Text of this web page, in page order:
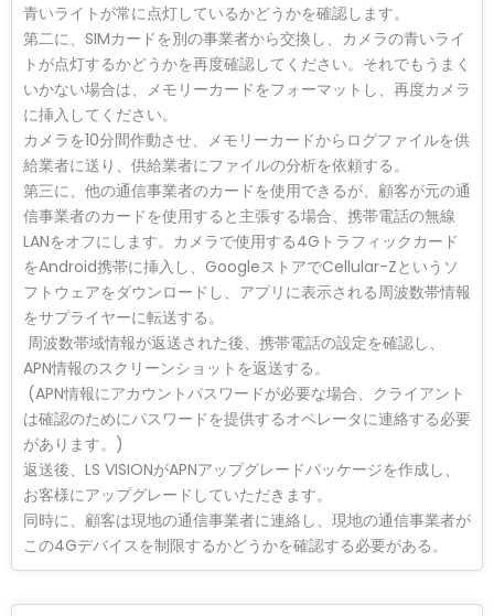
青いライトが常に点灯しているかどうかを確認します。
第二に、SIMカードを別の事業者から交換し、カメラの青いライ
トが点灯するかどうかを再度確認してください。それでもうまく
いかない場合は、メモリーカードをフォーマットし、再度カメラ
に挿入してください。
カメラを10分間作動させ、メモリーカードからログファイルを供
給業者に送り、供給業者にファイルの分析を依頼する。
第三に、他の通信事業者のカードを使用できるが、顧客が元の通
信事業者のカードを使用すると主張する場合、携帯電話の無線
LANをオフにします。カメラで使用する4Gトラフィックカード
をAndroid携帯に挿入し、GoogleストアでCellular-Zというソ
フトウェアをダウンロードし、アプリに表示される周波数帯情報
をサプライヤーに転送する。
周波数帯域情報が返送された後、携帯電話の設定を確認し、
APN情報のスクリーンショットを返送する。
(APN情報にアカウントパスワードが必要な場合、クライアント
は確認のためにパスワードを提供するオペレータに連絡する必要
があります。)
返送後、LS VISIONがAPNアップグレードパッケージを作成し、
お客様にアップグレードしていただきます。
同時に、顧客は現地の通信事業者に連絡し、現地の通信事業者が
この4Gデバイスを制限するかどうかを確認する必要がある。